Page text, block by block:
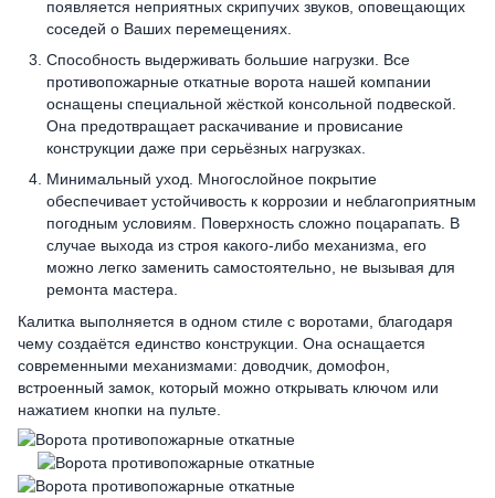
появляется неприятных скрипучих звуков, оповещающих
соседей о Ваших перемещениях.
Способность выдерживать большие нагрузки. Все
противопожарные откатные ворота нашей компании
оснащены специальной жёсткой консольной подвеской.
Она предотвращает раскачивание и провисание
конструкции даже при серьёзных нагрузках.
Минимальный уход. Многослойное покрытие
обеспечивает устойчивость к коррозии и неблагоприятным
погодным условиям. Поверхность сложно поцарапать. В
случае выхода из строя какого-либо механизма, его
можно легко заменить самостоятельно, не вызывая для
ремонта мастера.
Калитка выполняется в одном стиле с воротами, благодаря
чему создаётся единство конструкции. Она оснащается
современными механизмами: доводчик, домофон,
встроенный замок, который можно открывать ключом или
нажатием кнопки на пульте.